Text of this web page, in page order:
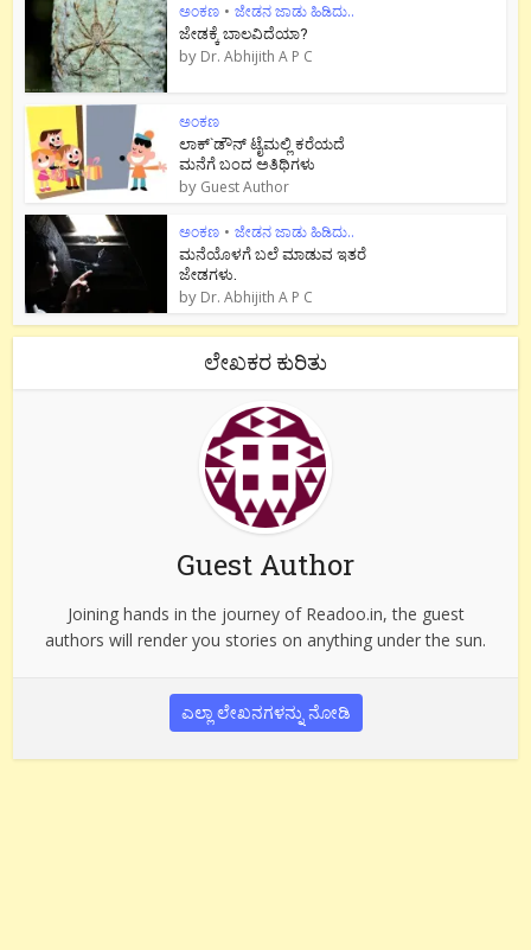
ಅಂಕಣ • ಜೇಡನ ಜಾಡು ಹಿಡಿದು..
ಜೇಡಕ್ಕೆ ಬಾಲವಿದೆಯಾ?
by Dr. Abhijith A P C
ಅಂಕಣ
ಲಾಕ್`ಡೌನ್ ಟೈಮಲ್ಲಿ ಕರೆಯದೆ
ಮನೆಗೆ ಬಂದ ಅತಿಥಿಗಳು
by Guest Author
ಅಂಕಣ • ಜೇಡನ ಜಾಡು ಹಿಡಿದು..
ಮನೆಯೊಳಗೆ ಬಲೆ ಮಾಡುವ ಇತರೆ
ಜೇಡಗಳು.
by Dr. Abhijith A P C
ಲೇಖಕರ ಕುರಿತು
Guest Author
Joining hands in the journey of Readoo.in, the guest
authors will render you stories on anything under the sun.
ಎಲ್ಲಾ ಲೇಖನಗಳನ್ನು ನೋಡಿ